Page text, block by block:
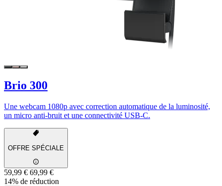
Brio 300
Une webcam 1080p avec correction automatique de la luminosité,
un micro anti-bruit et une connectivité USB-C.
OFFRE SPÉCIALE
59,99 € 69,99 €
14% de réduction